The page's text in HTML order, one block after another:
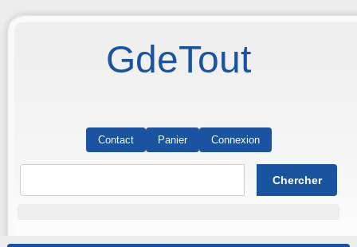
GdeTout
Contact Panier Connexion